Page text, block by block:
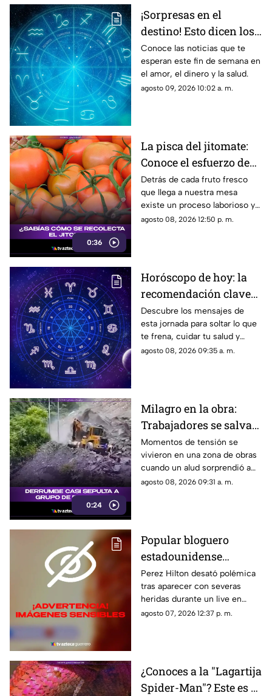
¡Sorpresas en el
destino! Esto dicen los
astros para ti este
domingo
Conoce las noticias que te
esperan este fin de semana en
el amor, el dinero y la salud.
agosto 09, 2026 10:02 a. m.
0:36
La pisca del jitomate:
Conoce el esfuerzo de
los jornaleros y el
cuidado en el campo
Detrás de cada fruto fresco
que llega a nuestra mesa
existe un proceso laborioso y
tradicional conocido como la
agosto 08, 2026 12:50 p. m.
Horóscopo de hoy: la
recomendación clave
para tu signo este
sábado
Descubre los mensajes de
esta jornada para soltar lo que
te frena, cuidar tu salud y
renovar tu energía en la playa o
agosto 08, 2026 09:35 a. m.
0:24
Milagro en la obra:
Trabajadores se salvan
de milagro tras
aparatoso derrumbe de
tierra
Momentos de tensión se
vivieron en una zona de obras
cuando un alud sorprendió a
los presentes, quienes
agosto 08, 2026 09:31 a. m.
Popular bloguero
estadounidense
aparece con severas
heridas en un LIVE;
¿buscaba interacción?
Perez Hilton desató polémica
tras aparecer con severas
heridas durante un live en
TikTok. El video abrió un
agosto 07, 2026 12:37 p. m.
¿Conoces a la "Lagartija
Spider-Man"? Este es el